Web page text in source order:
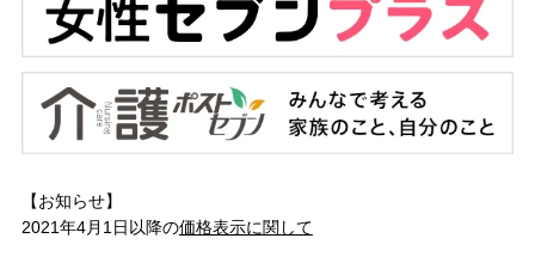
【お知らせ】
2021年4月1日以降の価格表示に関して